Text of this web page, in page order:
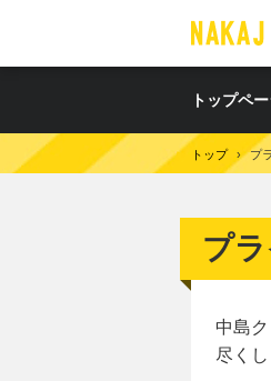
トップペ
トップ › プ
プ
中島
尽くし